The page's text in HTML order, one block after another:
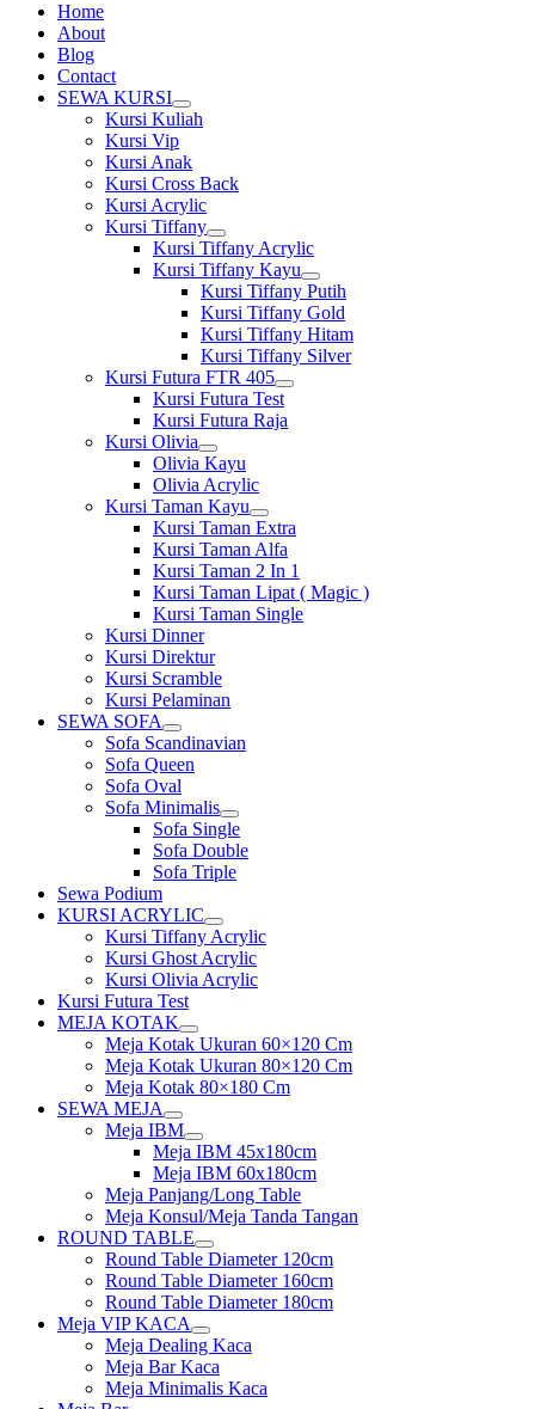
Home
About
Blog
Contact
SEWA KURSI
Show
sub
Kursi Kuliah
Kursi Vip
Kursi Anak
Kursi Cross Back
Kursi Acrylic
Kursi Tiffany
Show
sub
menu
Kursi Tiffany Acrylic
Kursi Tiffany Kayu
Show
sub
menu
Kursi Tiffany Putih
Kursi Tiffany Gold
Kursi Tiffany Hitam
Kursi Tiffany Silver
Kursi Futura FTR 405
Show
sub
menu
Kursi Futura Test
Kursi Futura Raja
Kursi Olivia
Show
sub
menu
Olivia Kayu
Olivia Acrylic
Kursi Taman Kayu
Show
sub
menu
Kursi Taman Extra
Kursi Taman Alfa
Kursi Taman 2 In 1
Kursi Taman Lipat ( Magic )
Kursi Taman Single
Kursi Dinner
Kursi Direktur
Kursi Scramble
Kursi Pelaminan
SEWA SOFA
Show
sub
menu
Sofa Scandinavian
Sofa Queen
Sofa Oval
Sofa Minimalis
Show
sub
menu
Sofa Single
Sofa Double
Sofa Triple
Sewa Podium
KURSI ACRYLIC
Show
sub
menu
Kursi Tiffany Acrylic
Kursi Ghost Acrylic
Kursi Olivia Acrylic
Kursi Futura Test
MEJA KOTAK
Show
sub
menu
Meja Kotak Ukuran 60×120 Cm
Meja Kotak Ukuran 80×120 Cm
Meja Kotak 80×180 Cm
SEWA MEJA
Show
sub
menu
Meja IBM
Show
sub
menu
Meja IBM 45x180cm
Meja IBM 60x180cm
Meja Panjang/Long Table
Meja Konsul/Meja Tanda Tangan
ROUND TABLE
Show
sub
menu
Round Table Diameter 120cm
Round Table Diameter 160cm
Round Table Diameter 180cm
Meja VIP KACA
Show
sub
menu
Meja Dealing Kaca
Meja Bar Kaca
Meja Minimalis Kaca